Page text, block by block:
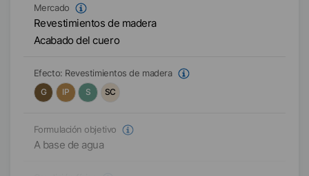
Mercado
Revestimientos de madera
Acabado del cuero
Efecto: Revestimientos de madera
G
IP S SC
Formulación objetivo
A base de agua